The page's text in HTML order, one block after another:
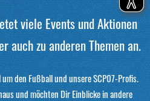
viele Events und Aktionen
auch zu anderen Themen an.
den Fußball und unsere SCP07-Profis.
und möchten Dir Einblicke in andere